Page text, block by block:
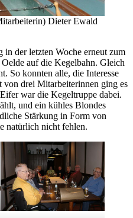
Dieter Ewald
der letzten Woche erneut zum
auf die Kegelbahn. Gleich
So konnten alle, die Interesse
von drei Mitarbeiterinnen ging es
war die Kegeltruppe dabei.
und ein kühles Blondes
Stärkung in Form von
natürlich nicht fehlen.